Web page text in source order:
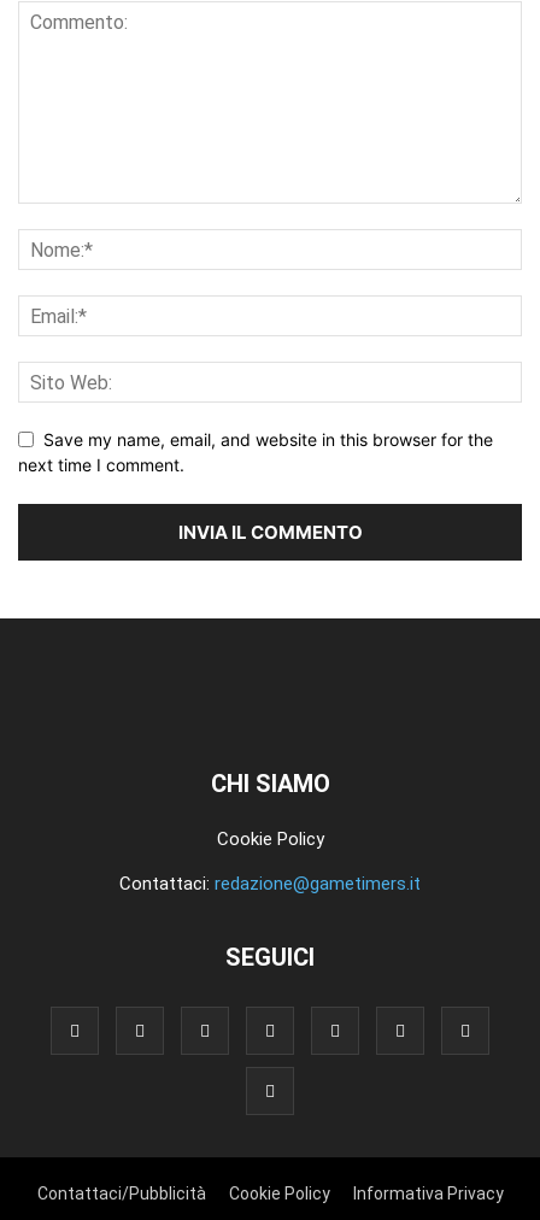
Save my name, email, and website in this browser for the
next time I comment.
CHI SIAMO
Cookie Policy
Contattaci: redazione@gametimers.it
SEGUICI
Contattaci/Pubblicità Cookie Policy Informativa Privacy